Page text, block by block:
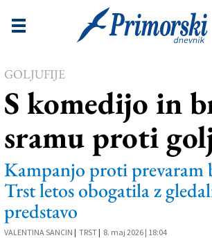
Novice
Goriška
Kultura
Šport
Še
Vreme
V Kioskih
GOLJUFIJE
S komedijo in
sramu proti
Kampanjo proti prevaram
Trst letos obogatila z
predstavo
VALENTINA SANCIN | TRST | 8. maj 2026 | 18:04